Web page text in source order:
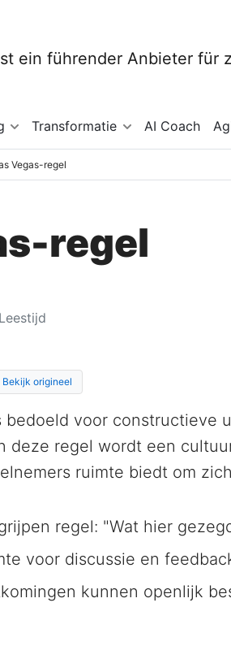
Transformatie AI Coach
Vegas-regel
regel
Bekijk origineel
bedoeld voor constructieve
deze regel wordt een
ruimte biedt om
regel: "Wat hier
voor discussie en
kunnen openlijk